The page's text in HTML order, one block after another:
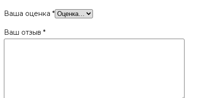
Ваша оценка *
Ваш отзыв *